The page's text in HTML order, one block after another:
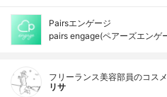
Pairsエンゲージ
pairs engage(ペアーズエンゲ
フリーランス美容部員のコス
リサ